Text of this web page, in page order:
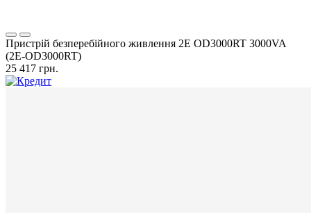
Пристрій безперебійного живлення 2E OD3000RT 3000VA
(2E-OD3000RT)
25 417 грн.